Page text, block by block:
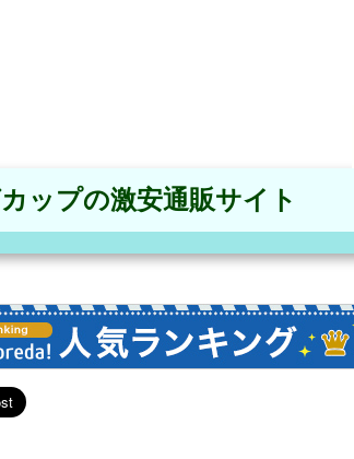
ップの激安通販サイト